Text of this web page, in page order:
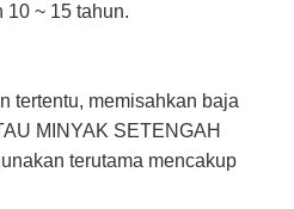
~ 15 tahun.
tertentu, memisahkan baja
MINYAK SETENGAH
terutama mencakup